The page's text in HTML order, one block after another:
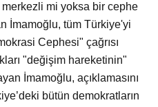
mi yoksa bir cephe
İmamoğlu, tüm Türkiye'yi
Cephesi" çağrısı
"değişim hareketinin"
İmamoğlu, açıklamasını
bütün demokratların